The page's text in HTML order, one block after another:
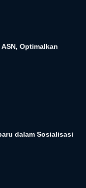
Dorong Tata
XII Kalsel,
di Siring